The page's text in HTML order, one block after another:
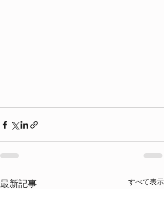
最新記事 すべて表示